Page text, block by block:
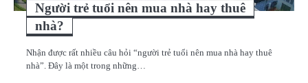
Người trẻ tuổi nên mua nhà hay thuê
nhà?
Nhận được rất nhiều câu hỏi “người trẻ tuổi nên mua nhà hay thuê
nhà”. Đây là một trong những…